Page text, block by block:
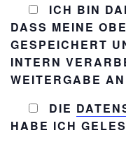
ICH BIN
DASS MEINE
GESPEICHERT
INTERN
WEITERGABE
DIE
HABE ICH